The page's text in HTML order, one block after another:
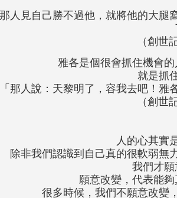
人見自己勝不過他，就將他的大腿
（創世
雅各是個很會抓住機會
就是抓
那人說：天黎明了，容我去吧！雅
（創世
人的心其實
除非我們認識到自己真的很軟弱無
我們才
願意改變，代表能
很多時候，我們不願意改變